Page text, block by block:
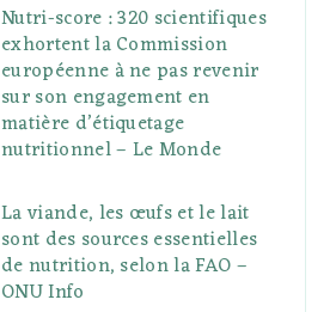
Nutri-score : 320 scientifiques
exhortent la Commission
européenne à ne pas revenir
sur son engagement en
matière d’étiquetage
nutritionnel – Le Monde
La viande, les œufs et le lait
sont des sources essentielles
de nutrition, selon la FAO –
ONU Info